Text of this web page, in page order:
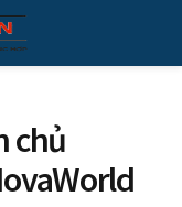
chủ